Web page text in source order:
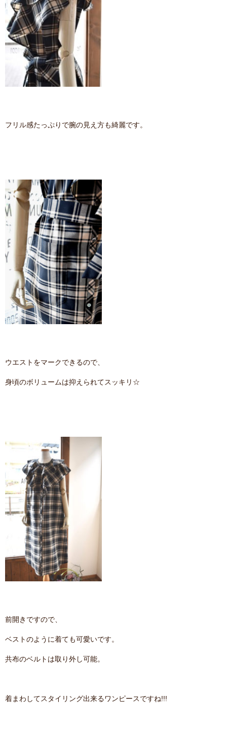
フリル感たっぷりで腕の見え方も綺麗です。
ウエストをマークできるので、
身頃のボリュームは抑えられてスッキリ☆
前開きですので、
ベストのように着ても可愛いです。
共布のベルトは取り外し可能。
着まわしてスタイリング出来るワンピースですね!!!